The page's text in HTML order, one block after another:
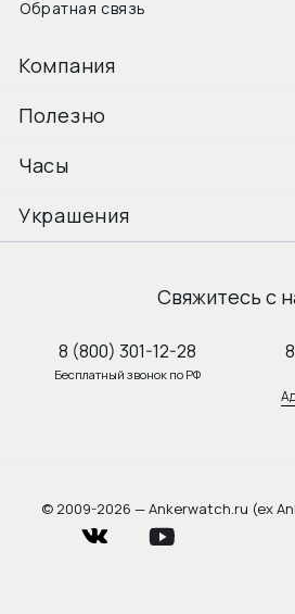
Обратная связь
Компания
Полезно
Часы
Украшения
Свяжитесь с
8 (800) 301-12-28
Бесплатный звонок по РФ
© 2009-2026 — Ankerwatch.ru (ex
vkontakte youtube